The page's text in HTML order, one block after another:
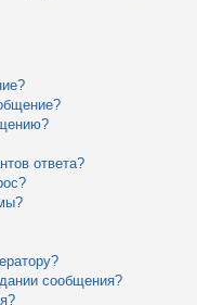
ответа?
сообщения?